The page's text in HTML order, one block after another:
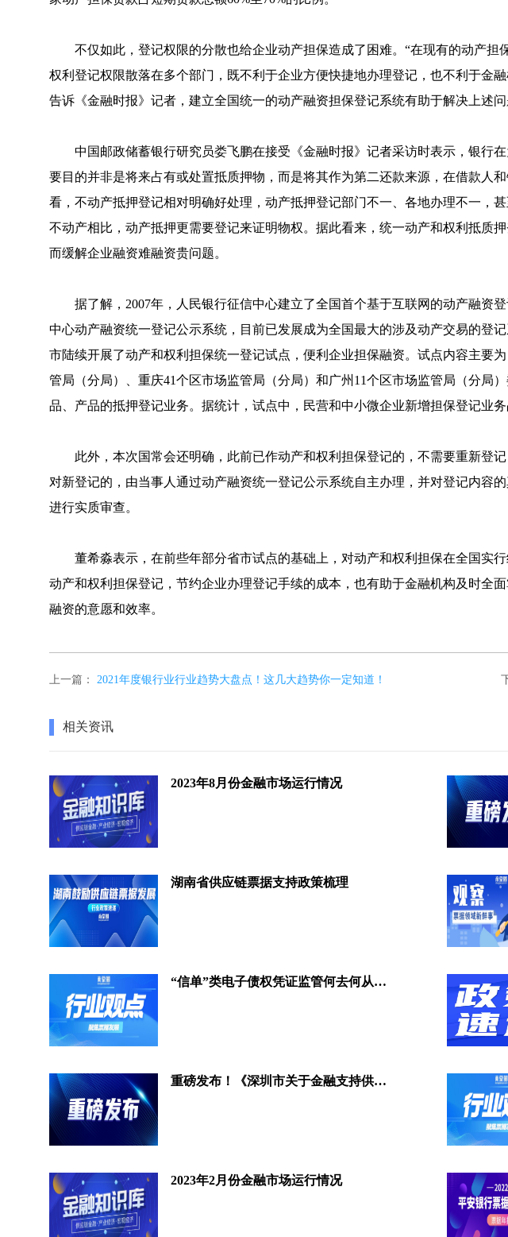
不仅如此，登记权限的分散也给企业动产担保造成了困难。“在现有的动产担
权利登记权限散落在多个部门，既不利于企业方便快捷地办理登记，也不利于金
告诉《金融时报》记者，建立全国统一的动产融资担保登记系统有助于解决上述问
中国邮政储蓄银行研究员娄飞鹏在接受《金融时报》记者采访时表示，银行在
要目的并非是将来占有或处置抵质押物，而是将其作为第二还款来源，在借款人
看，不动产抵押登记相对明确好处理，动产抵押登记部门不一、各地办理不一，
不动产相比，动产抵押更需要登记来证明物权。据此看来，统一动产和权利抵质
而缓解企业融资难融资贵问题。
据了解，2007年，人民银行征信中心建立了全国首个基于互联网的动产融资
中心动产融资统一登记公示系统，目前已发展成为全国最大的涉及动产交易的登
市陆续开展了动产和权利担保统一登记试点，便利企业担保融资。试点内容主要
管局（分局）、重庆41个区市场监管局（分局）和广州11个区市场监管局（分局
品、产品的抵押登记业务。据统计，试点中，民营和中小微企业新增担保登记业务
此外，本次国常会还明确，此前已作动产和权利担保登记的，不需要重新登记
对新登记的，由当事人通过动产融资统一登记公示系统自主办理，并对登记内容
进行实质审查。
董希淼表示，在前些年部分省市试点的基础上，对动产和权利担保在全国实行
动产和权利担保登记，节约企业办理登记手续的成本，也有助于金融机构及时全
融资的意愿和效率。
上一篇： 2021年度银行业行业趋势大盘点！这几大趋势你一定知道！
相关资讯
2023年8月份金融市场运行情况
湖南省供应链票据支持政策梳理
“信单”类电子债权凭证监管何去何从？看看业内怎么说
重磅发布！《深圳市关于金融支持供应链服务业高质量发展的实施意见（征求意见稿）》公开征求意见
2023年2月份金融市场运行情况